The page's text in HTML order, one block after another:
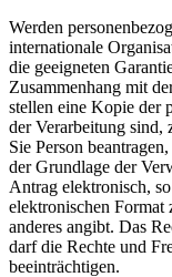
Werden
internationale
die geeigneten
Zusammenhang mit
stellen eine Kopie der
der Verarbeitung
Sie Person
der Grundlage der
Antrag elektronisch,
elektronischen Format
anderes angibt. Das
darf die Rechte und
beeinträchtigen.